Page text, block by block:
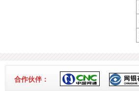
合作伙伴：